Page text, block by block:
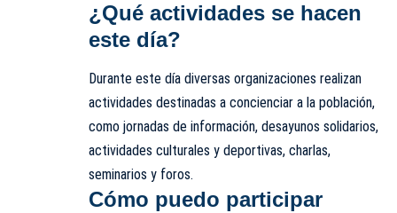
¿Qué actividades se hacen
este día?
Durante este día diversas organizaciones realizan
actividades destinadas a concienciar a la población,
como jornadas de información, desayunos solidarios,
actividades culturales y deportivas, charlas,
seminarios y foros.
Cómo puedo participar